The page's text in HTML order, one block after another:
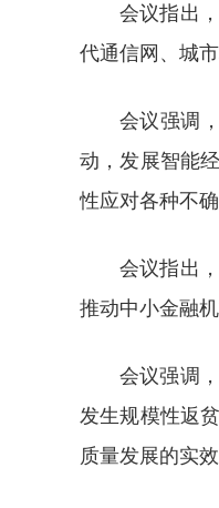
会议指出
代通信网、城
会议强调
动，发展智能
性应对各种不确
会议指出
推动中小金融
会议强调
发生规模性返
质量发展的实效